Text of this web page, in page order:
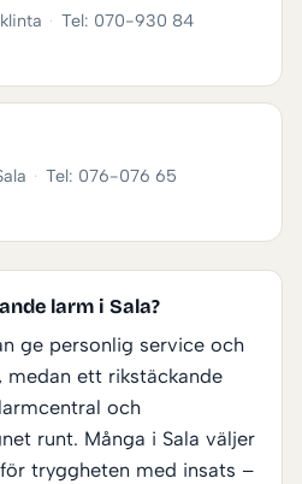
· Tel: 070-930 84
· Tel: 076-076 65
larm i Sala?
ge personlig service och
medan ett rikstäckande
och
runt. Många i Sala väljer
tryggheten med insats –